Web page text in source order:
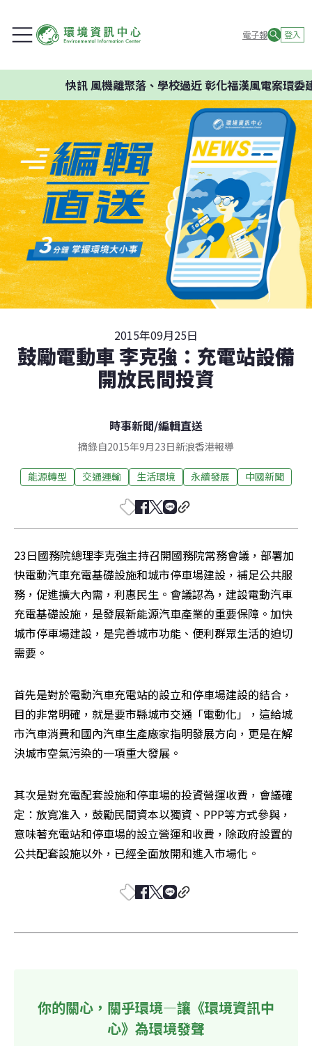
電子報 登入
快訊風機離聚落、學校過近 彰化福漢風電案環委建
2015年09月25日
鼓勵電動車 李克強：充電站設備
開放民間投資
時事新聞/編輯直送
摘錄自2015年9月23日新浪香港報導
能源轉型 交通運輸 生活環境 永續發展 中國新聞
23日國務院總理李克強主持召開國務院常務會議，部署加
快電動汽車充電基礎設施和城市停車場建設，補足公共服
務，促進擴大內需，利惠民生。會議認為，建設電動汽車
充電基礎設施，是發展新能源汽車產業的重要保障。加快
城市停車場建設，是完善城市功能、便利群眾生活的迫切
需要。
首先是對於電動汽車充電站的設立和停車場建設的結合，
目的非常明確，就是要市縣城市交通「電動化」，這給城
市汽車消費和國內汽車生產廠家指明發展方向，更是在解
決城市空氣污染的一項重大發展。
其次是對充電配套設施和停車場的投資營運收費，會議確
定：放寬准入，鼓勵民間資本以獨資、PPP等方式參與，
意味著充電站和停車場的設立營運和收費，除政府設置的
公共配套設施以外，已經全面放開和進入市場化。
你的關心，關乎環境—讓《環境資訊中
心》為環境發聲